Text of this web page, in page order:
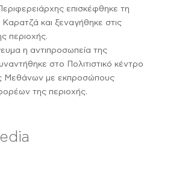
επισκέφθηκε τη
και ξεναγήθηκε στις
περιοχής.
η αντιπροσωπεία της
στο Πολιτιστικό κέντρο
Μεθάνων με εκπροσώπους
της περιοχής.